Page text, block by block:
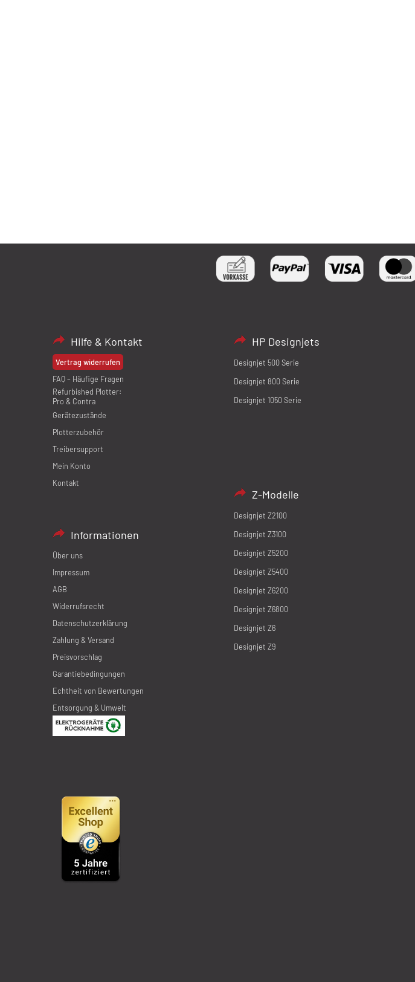
Hilfe & Kontakt
Vertrag widerrufen
FAQ – Häufige Fragen
Refurbished Plotter:
Pro & Contra
Gerätezustände
Plotterzubehör
Treibersupport
Mein Konto
Kontakt
Informationen
Über uns
Impressum
AGB
Widerrufsrecht
Datenschutzerklärung
Zahlung & Versand
Preisvorschlag
Garantiebedingungen
Echtheit von Bewertungen
Entsorgung & Umwelt
HP Designjets
Designjet 500 Serie
Designjet 800 Serie
Designjet 1050 Serie
Z-Modelle
Designjet Z2100
Designjet Z3100
Designjet Z5200
Designjet Z5400
Designjet Z6200
Designjet Z6800
Designjet Z6
Designjet Z9